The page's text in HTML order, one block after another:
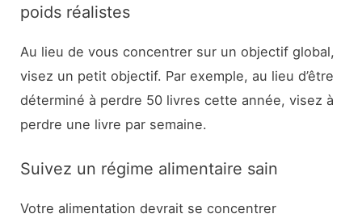
poids réalistes
Au lieu de vous concentrer sur un objectif global,
visez un petit objectif. Par exemple, au lieu d’être
déterminé à perdre 50 livres cette année, visez à
perdre une livre par semaine.
Suivez un régime alimentaire sain
Votre alimentation devrait se concentrer